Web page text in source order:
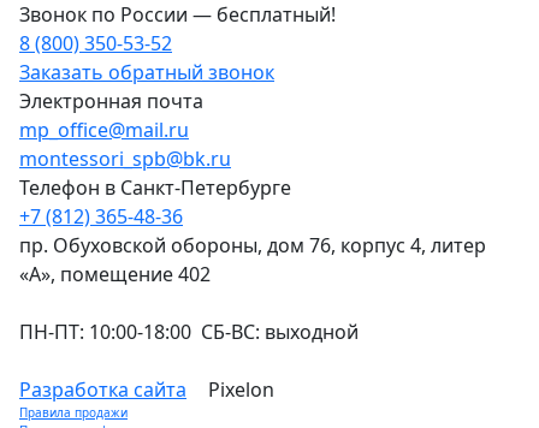
Звонок по России — бесплатный!
8 (800) 350-53-52
Заказать обратный звонок
Электронная почта
mp_office@mail.ru
montessori_spb@bk.ru
Телефон в Санкт-Петербурге
+7 (812) 365-48-36
пр. Обуховской обороны, дом 76, корпус 4, литер
«А», помещение 402
ПН-ПТ: 10:00-18:00 СБ-ВС: выходной
Разработка сайта Pixelon
Правила продажи